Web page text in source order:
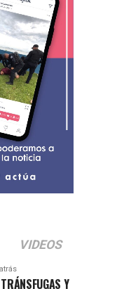
VIDEOS
Y